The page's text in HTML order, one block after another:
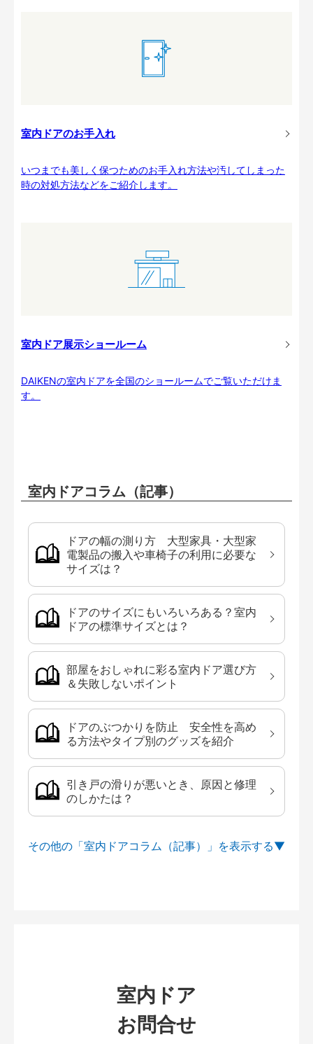
室内ドアのお手入れ
いつまでも美しく保つためのお手入れ方法や汚してしまった
時の対処方法などをご紹介します。
室内ドア展示ショールーム
DAIKENの室内ドアを全国のショールームでご覧いただけま
す。
室内ドアコラム（記事）
ドアの幅の測り方 大型家具・大型家
電製品の搬入や車椅子の利用に必要な
サイズは？
ドアのサイズにもいろいろある？室内
ドアの標準サイズとは？
部屋をおしゃれに彩る室内ドア選び方
＆失敗しないポイント
ドアのぶつかりを防止 安全性を高め
る方法やタイプ別のグッズを紹介
引き戸の滑りが悪いとき、原因と修理
のしかたは？
その他の「室内ドアコラム（記事）」を
室内ドア
お問合せ